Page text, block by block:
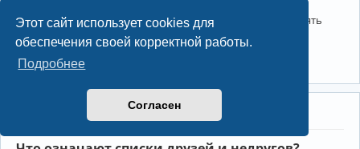
Этот сайт использует cookies для
обеспечения своей корректной работы.
Подробнее
Согласен
Администратор конференции сможет в этом случае принять
меры.
Друзья и недруги